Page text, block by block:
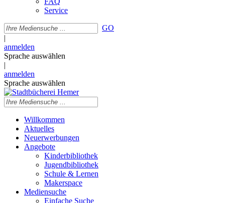
Service
GO
|
anmelden
Sprache auswählen
|
anmelden
Sprache auswählen
Willkommen
Aktuelles
Neuerwerbungen
Angebote
Kinderbibliothek
Jugendbibliothek
Schule & Lernen
Makerspace
Mediensuche
Einfache Suche